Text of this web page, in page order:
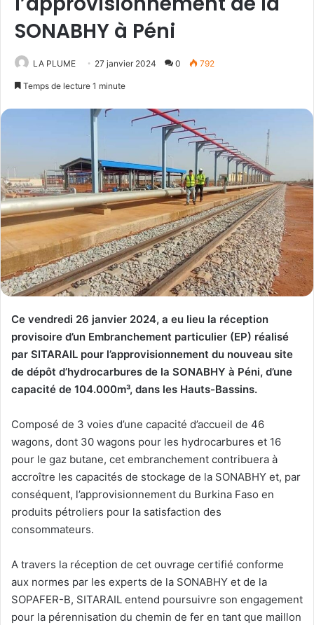
SONABHY à Péni
LA PLUME 27 janvier 2024 0 792
Temps de lecture 1 minute
Ce vendredi 26 janvier 2024, a eu lieu la réception
provisoire d’un Embranchement particulier (EP) réalisé
par SITARAIL pour l’approvisionnement du nouveau site
de dépôt d’hydrocarbures de la SONABHY à Péni, d’une
capacité de 104.000m³, dans les Hauts-Bassins.
Composé de 3 voies d’une capacité d’accueil de 46
wagons, dont 30 wagons pour les hydrocarbures et 16
pour le gaz butane, cet embranchement contribuera à
accroître les capacités de stockage de la SONABHY et, par
conséquent, l’approvisionnement du Burkina Faso en
produits pétroliers pour la satisfaction des
consommateurs.
A travers la réception de cet ouvrage certifié conforme
aux normes par les experts de la SONABHY et de la
SOPAFER-B, SITARAIL entend poursuivre son engagement
pour la pérennisation du chemin de fer en tant que maillon